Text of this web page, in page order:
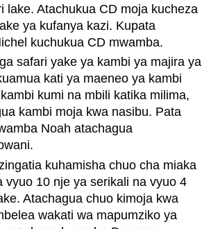
lake. Atachukua CD moja kucheza
ya kufanya kazi. Kupata
kuchukua CD mwamba.
safari yake ya kambi ya majira ya
kati ya maeneo ya kambi
kumi na mbili katika milima,
kambi moja kwa nasibu. Pata
Noah atachagua
kuhamisha chuo cha miaka
vyuo 10 nje ya serikali na vyuo 4
Atachagua chuo kimoja kwa
wakati wa mapumziko ya